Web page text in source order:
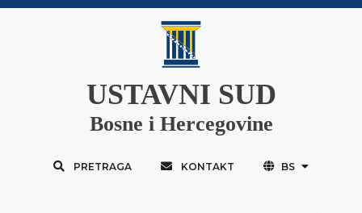
USTAVNI SUD
Bosne i Hercegovine
PRETRAGA KONTAKT BS